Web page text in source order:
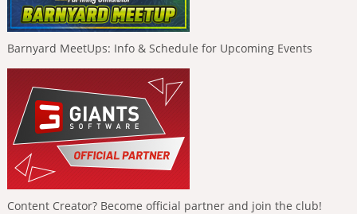
Barnyard MeetUps: Info & Schedule for Upcoming Events
Content Creator? Become official partner and join the club!